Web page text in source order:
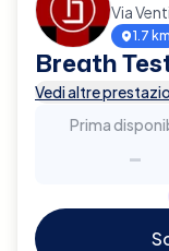
Via
1.7 km
Breath
Vedi altre
Prima
-